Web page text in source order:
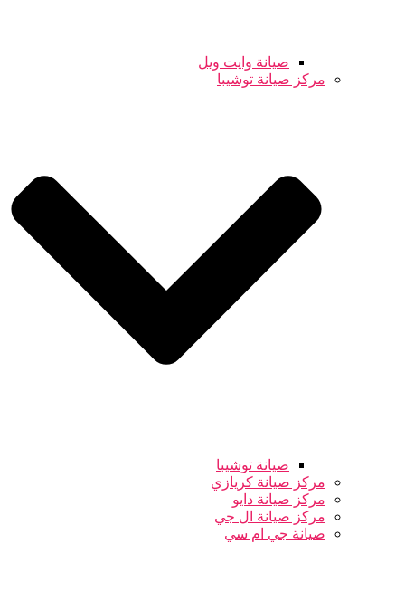
صيانة وايت ويل
مركز صيانة توشيبا
صيانة توشيبا
مركز صيانة كريازي
مركز صيانة دايو
مركز صيانة ال جي
صيانة جي ام سي